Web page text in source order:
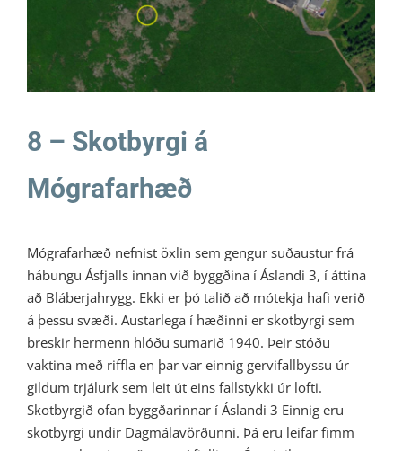
8 – Skotbyrgi á Mógrafarhæð
Litli Ratleikur 2021
8 – Skotbyrgi á
Mógrafarhæð
Mógrafarhæð nefnist öxlin sem gengur suðaustur frá
hábungu Ásfjalls innan við byggðina í Áslandi 3, í áttina
að Bláberjahrygg. Ekki er þó talið að mótekja hafi verið
á þessu svæði. Austarlega í hæðinni er skotbyrgi sem
breskir hermenn hlóðu sumarið 1940. Þeir stóðu
vaktina með riffla en þar var einnig gervifallbyssu úr
gildum trjálurk sem leit út eins fallstykki úr lofti.
Skotbyrgið ofan byggðarinnar í Áslandi 3 Einnig eru
skotbyrgi undir Dagmálavörðunni. Þá eru leifar fimm